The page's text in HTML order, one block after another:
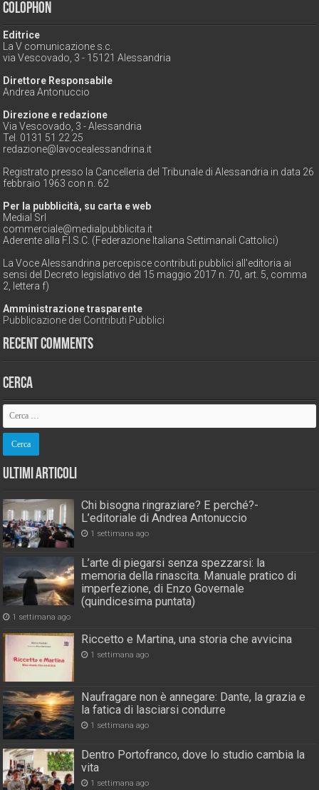
Colophon
Editrice
La V comunicazione s.c.
via Vescovado, 3 - 15121 Alessandria
Direttore Responsabile
Andrea Antonuccio
Direzione e redazione
Via Vescovado, 3 - Alessandria
Tel. 0131 51 22 25
redazione@lavocealessandrina.it
Registrato presso la Cancelleria del Tribunale di Alessandria in data 26
febbraio 1963 con n. 62
Per la pubblicità, su carta e web
Medial Srl
commerciale@medialpubblicita.it
Aderente alla F.I.S.C. (Federazione Italiana Settimanali Cattolici)
La Voce Alessandrina percepisce contributi pubblici all'editoria ai
sensi del Decreto legislativo del 15 maggio 2017 n. 70, art. 5, comma
2, lettera f)
Amministrazione trasparente
Pubblicazione dei Contributi Pubblici
Recent Comments
Cerca
Ultimi Articoli
Chi bisogna ringraziare? E perché?-
L’editoriale di Andrea Antonuccio
1 settimana ago
L’arte di piegarsi senza spezzarsi: la
memoria della rinascita. Manuale pratico di
imperfezione, di Enzo Governale
(quindicesima puntata)
1 settimana ago
Riccetto e Martina, una storia che avvicina
1 settimana ago
Naufragare non è annegare: Dante, la grazia e
la fatica di lasciarsi condurre
1 settimana ago
Dentro Portofranco, dove lo studio cambia la
vita
1 settimana ago